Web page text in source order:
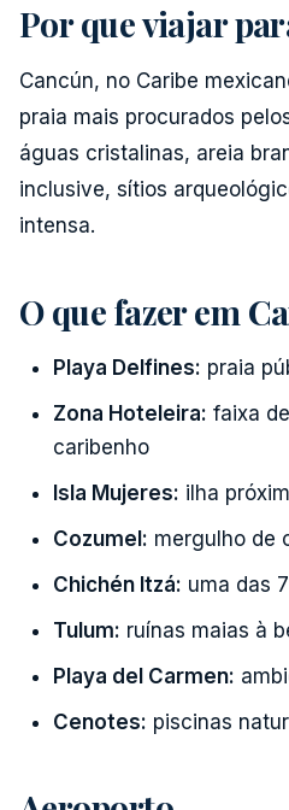
Por que viajar
Cancún, no Caribe
praia mais procurados
águas cristalinas, areia
inclusive, sítios
intensa.
O que fazer em
Playa Delfines: praia
Zona Hoteleira: faixa
caribenho
Isla Mujeres: ilha
Cozumel: mergulho de
Chichén Itzá: uma das
Tulum: ruínas maias à
Playa del Carmen:
Cenotes: piscinas